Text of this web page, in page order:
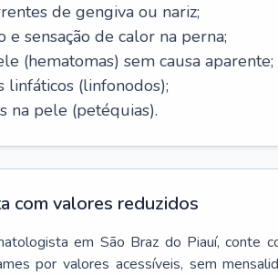
de gengiva ou nariz;
e sensação de calor na perna;
(hematomas) sem causa aparente;
linfáticos (linfonodos);
na pele (petéquias).
com valores reduzidos
em São Braz do Piauí, conte
por valores acessíveis, sem